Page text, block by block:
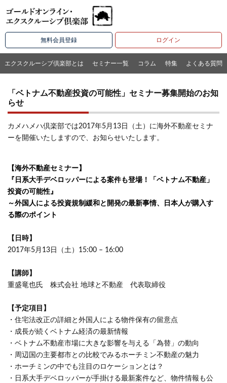
無料会員登録 ログイン
エクスクルーシブ倶楽部とは セミナー一覧 コラム 特集 よくある質問
「ベトナム不動産投資の可能性」セミナー募集開始のお知
らせ
カメハメハ倶楽部では2017年5月13日（土）に海外不動産セミナ
ーを開催いたしますので、お知らせいたします。
【海外不動産セミナー】
『日系大手デベロッパーによる案件も登場！「ベトナム不動産」
投資の可能性』
～外国人による投資規制緩和と開発の最新事情、日本人が購入す
る際のポイント
【日時】
2017年5月13日（土）15:00 – 16:00
【講師】
重盛竜也氏 株式会社 地球と不動産 代表取締役
【予定項目】
・住宅法改正の詳細と外国人による物件保有の留意点
・成長が続くベトナム経済の最新情報
・ベトナム不動産市場に大きな影響を与える「為替」の動向
・周辺国の主要都市との比較でみるホーチミン不動産の魅力
・ホーチミンの中でも注目のロケーションとは？
・日系大手デベロッパーが手掛ける最新案件など、物件情報も公